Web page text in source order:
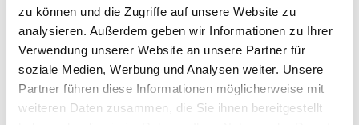
zu können und die Zugriffe auf unsere Website zu
analysieren. Außerdem geben wir Informationen zu Ihrer
Verwendung unserer Website an unsere Partner für
soziale Medien, Werbung und Analysen weiter. Unsere
Partner führen diese Informationen möglicherweise mit
weiteren Daten zusammen, die Sie ihnen bereitgestellt